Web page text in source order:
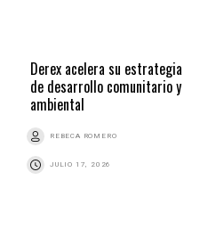
Derex acelera su estrategia
de desarrollo comunitario y
ambiental
REBECA ROMERO
JULIO 17, 2026